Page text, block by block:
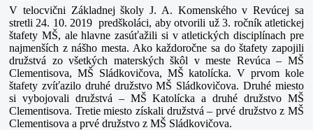
V telocvični Základnej školy J. A. Komenského v Revúcej sa
stretli 24. 10. 2019 predškoláci, aby otvorili už 3. ročník atletickej
štafety MŠ, ale hlavne zasúťažili si v atletických disciplínach pre
najmenších z nášho mesta. Ako každoročne sa do štafety zapojili
družstvá zo všetkých materských škôl v meste Revúca – MŠ
Clementisova, MŠ Sládkovičova, MŠ katolícka.V prvom kole
štafety zvíťazilo druhé družstvo MŠ Sládkovičova. Druhé miesto
si vybojovali družstvá – MŠ Katolícka a druhé družstvo MŠ
Clementisova. Tretie miesto získali družstvá – prvé družstvo z MŠ
Clementisova a prvé družstvo z MŠ Sládkovičova.